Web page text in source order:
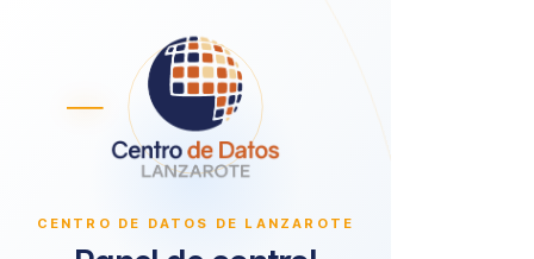
CENTRO DE DATOS DE LANZAROTE